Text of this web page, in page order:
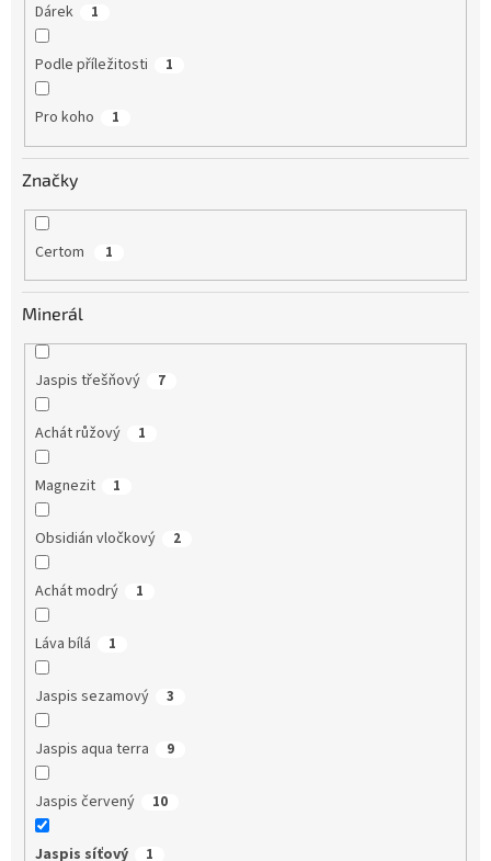
Dárek 1
Podle příležitosti 1
Pro koho 1
Značky
Certom 1
Minerál
Jaspis třešňový 7
Achát růžový 1
Magnezit 1
Obsidián vločkový 2
Achát modrý 1
Láva bílá 1
Jaspis sezamový 3
Jaspis aqua terra 9
Jaspis červený 10
Jaspis síťový 1